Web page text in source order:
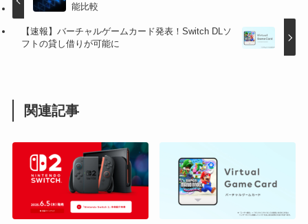
能比較
【速報】バーチャルゲームカード発表！Switch DLソ
フトの貸し借りが可能に
関連記事